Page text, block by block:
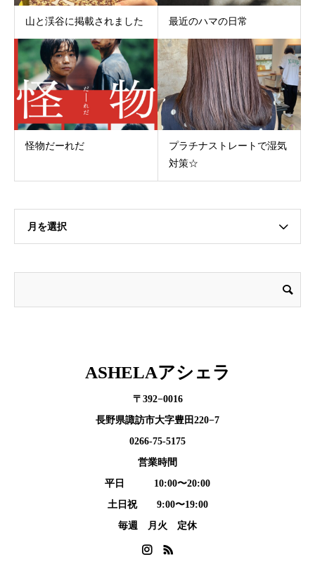
山と渓谷に掲載されました 最近のハマの日常
怪物だーれだ
プラチナストレートで湿気
対策☆
月を選択
ASHELAアシェラ
〒392−0016
長野県諏訪市大字豊田220−7
0266-75-5175
営業時間
平日 10:00〜20:00
土日祝 9:00〜19:00
毎週 月火 定休